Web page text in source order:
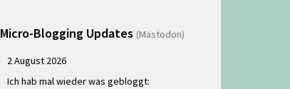
Micro-Blogging Updates (Mastodon)
2 August 2026
Ich hab mal wieder was gebloggt: